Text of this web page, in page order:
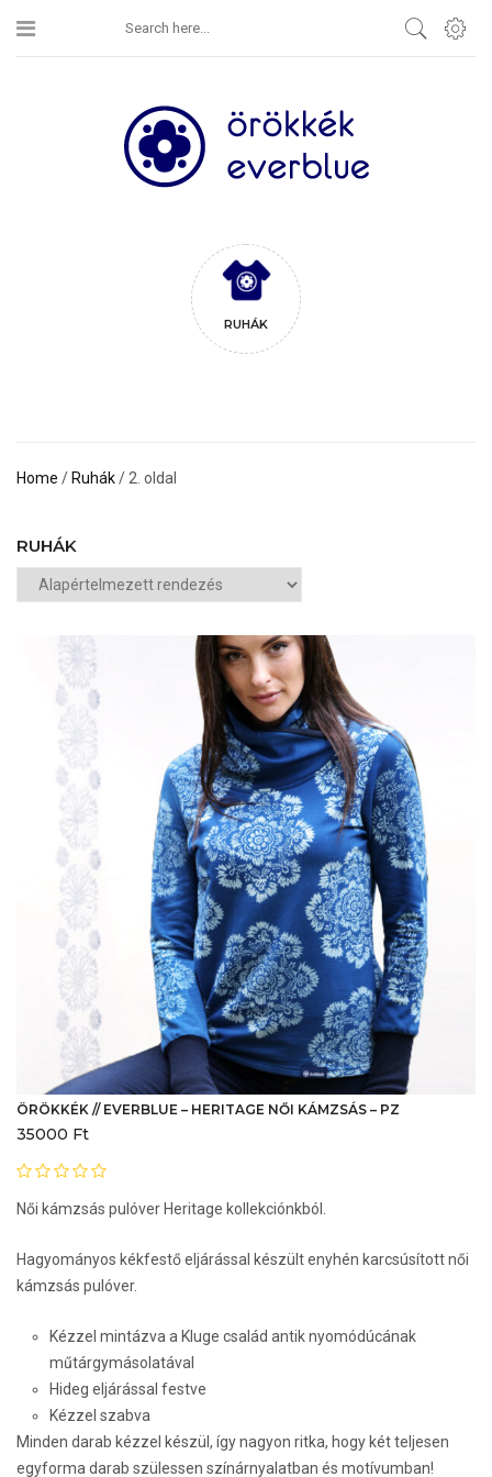
RUHÁK
Home / Ruhák/ 2. oldal
RUHÁK
ÖRÖKKÉK // EVERBLUE – HERITAGE NŐI KÁMZSÁS – PZ
35000 Ft
Női kámzsás pulóver Heritage kollekciónkból.
Hagyományos kékfestő eljárással készült enyhén karcsúsított női
kámzsás pulóver.
Kézzel mintázva a Kluge család antik nyomódúcának
műtárgymásolatával
Hideg eljárással festve
Kézzel szabva
Minden darab kézzel készül, így nagyon ritka, hogy két teljesen
egyforma darab szülessen színárnyalatban és motívumban!